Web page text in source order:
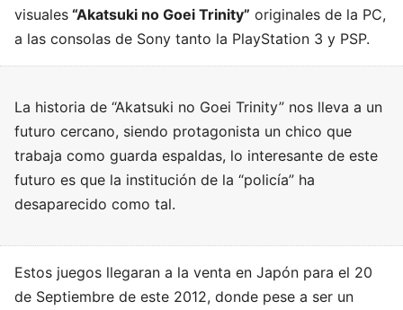
visuales “Akatsuki no Goei Trinity” originales de la PC,
a las consolas de Sony tanto la PlayStation 3 y PSP.
La historia de “Akatsuki no Goei Trinity” nos lleva a un
futuro cercano, siendo protagonista un chico que
trabaja como guarda espaldas, lo interesante de este
futuro es que la institución de la “policía” ha
desaparecido como tal.
Estos juegos llegaran a la venta en Japón para el 20
de Septiembre de este 2012, donde pese a ser un